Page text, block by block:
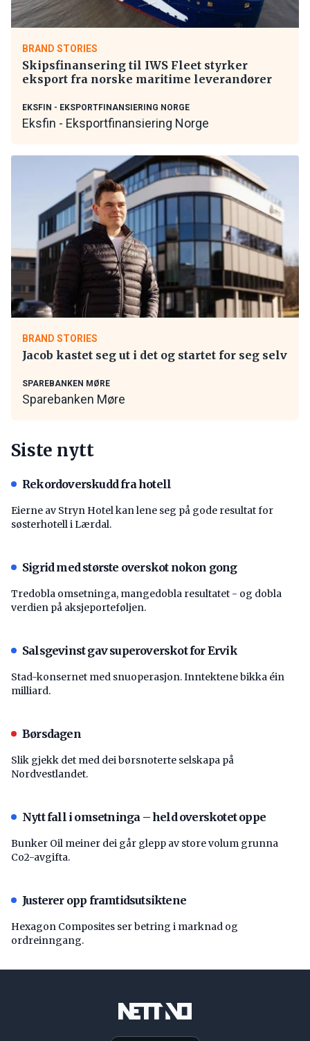
BRAND STORIES
Skipsfinansering til IWS Fleet styrker
eksport fra norske maritime leverandører
EKSFIN - EKSPORTFINANSIERING NORGE
Eksfin - Eksportfinansiering Norge
BRAND STORIES
Jacob kastet seg ut i det og startet for seg selv
SPAREBANKEN MØRE
Sparebanken Møre
Siste nytt
Rekordoverskudd fra hotell
Eierne av Stryn Hotel kan lene seg på gode resultat for
søsterhotell i Lærdal.
Sigrid med største overskot nokon gong
Tredobla omsetninga, mangedobla resultatet - og dobla
verdien på aksjeporteføljen.
Salsgevinst gav superoverskot for Ervik
Stad-konsernet med snuoperasjon. Inntektene bikka éin
milliard.
Børsdagen
Slik gjekk det med dei børsnoterte selskapa på
Nordvestlandet.
Nytt fall i omsetninga – held overskotet oppe
Bunker Oil meiner dei går glepp av store volum grunna
Co2-avgifta.
Justerer opp framtidsutsiktene
Hexagon Composites ser betring i marknad og
ordreinngang.